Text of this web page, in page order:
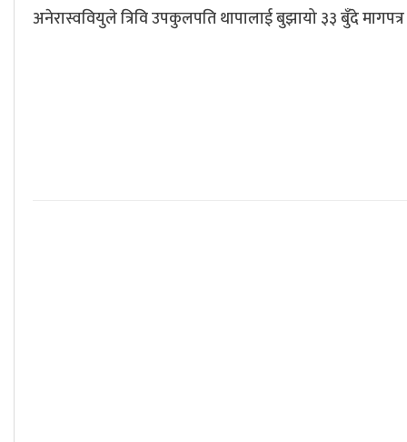
अनेरास्ववियुले त्रिवि उपकुलपति थापालाई बुझायो ३३ बुँदे मागपत्र